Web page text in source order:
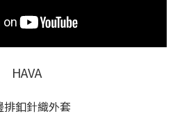
HAVA
排釦針織外套